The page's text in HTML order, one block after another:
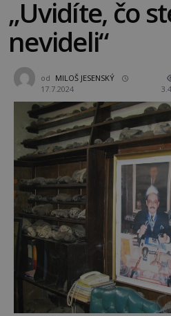
„Uvidíte, čo
nevideli“
od MILOŠ JESENSKÝ
17.7.2024